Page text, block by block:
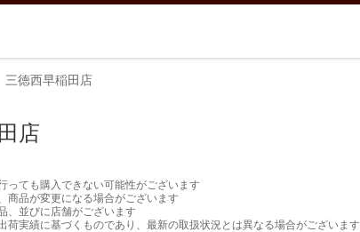
三徳西早稲田店
店
っても購入できない可能性がございます
商品が変更になる場合がございます
、並びに店舗がございます
荷実績に基づくものであり、最新の取扱状況とは異なる場合がございます